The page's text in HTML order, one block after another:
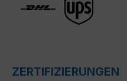
ZERTIFIZIERUNGEN